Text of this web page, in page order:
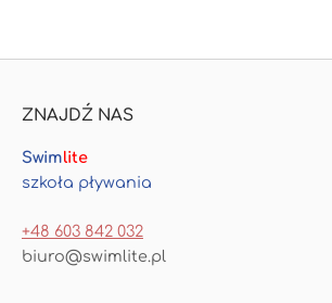
ZNAJDŹ NAS
Swimlite
szkoła pływania
+48 603 842 032
biuro@swimlite.pl